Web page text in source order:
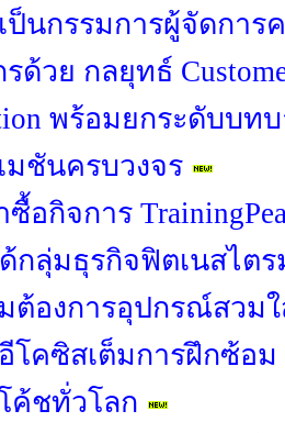
ป็นกรรมการผู้จัดกา
ด้วย กลยุทธ์
พร้อมยกระดับบ
มชันครบวงจร
อกิจการ
กลุ่มธุรกิจฟิตเนสไตร
ต้องการอุปกรณ์สวม
โคซิสเต็มการฝึกซ้อ
ค้ชทั่วโลก